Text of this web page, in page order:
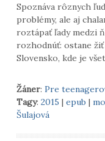
Spoznáva rôznych
problémy, ale aj
roztápať ľady medzi
rozhodnúť: ostane
Slovensko, kde je
Žáner: Pre
Tagy: 2015 | epub |
Šulajová